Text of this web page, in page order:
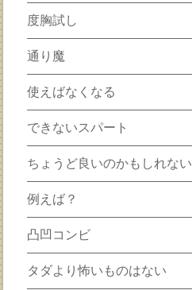
度胸試し
通り魔
使えばなくなる
できないスパート
ちょうど良いのかもしれない
例えば？
凸凹コンビ
タダより怖いものはない